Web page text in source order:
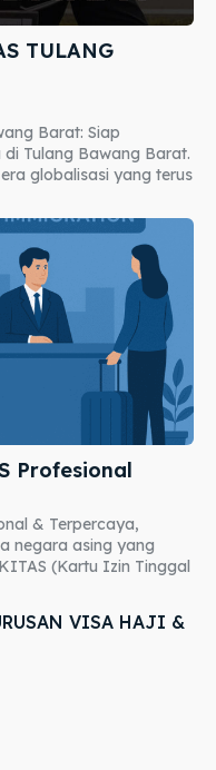
TULANG
Barat: Siap
Tulang Bawang Barat.
globalisasi yang terus
Profesional
& Terpercaya,
negara asing yang
(Kartu Izin Tinggal
VISA HAJI &